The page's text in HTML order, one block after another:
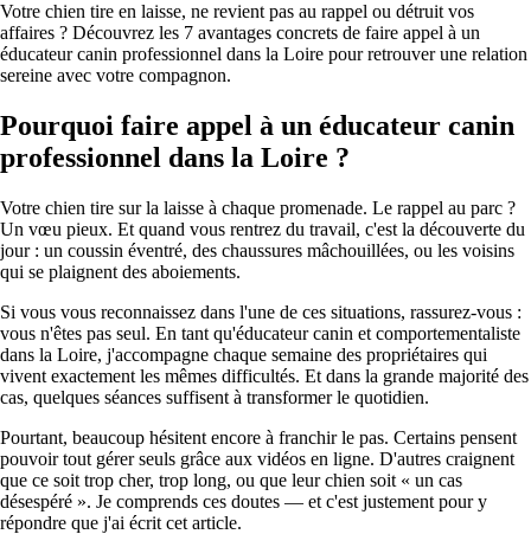
Votre chien tire en laisse, ne revient pas au rappel ou détruit vos
affaires ? Découvrez les 7 avantages concrets de faire appel à un
éducateur canin professionnel dans la Loire pour retrouver une relation
sereine avec votre compagnon.
Pourquoi faire appel à un éducateur canin
professionnel dans la Loire ?
Votre chien tire sur la laisse à chaque promenade. Le rappel au parc ?
Un vœu pieux. Et quand vous rentrez du travail, c'est la découverte du
jour : un coussin éventré, des chaussures mâchouillées, ou les voisins
qui se plaignent des aboiements.
Si vous vous reconnaissez dans l'une de ces situations, rassurez-vous :
vous n'êtes pas seul. En tant qu'éducateur canin et comportementaliste
dans la Loire, j'accompagne chaque semaine des propriétaires qui
vivent exactement les mêmes difficultés. Et dans la grande majorité des
cas, quelques séances suffisent à transformer le quotidien.
Pourtant, beaucoup hésitent encore à franchir le pas. Certains pensent
pouvoir tout gérer seuls grâce aux vidéos en ligne. D'autres craignent
que ce soit trop cher, trop long, ou que leur chien soit « un cas
désespéré ». Je comprends ces doutes — et c'est justement pour y
répondre que j'ai écrit cet article.